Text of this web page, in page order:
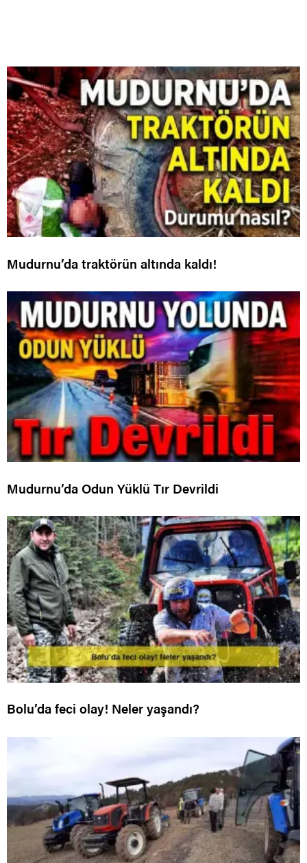
Mudurnu’da traktörün altında kaldı!
Mudurnu’da Odun Yüklü Tır Devrildi
Bolu’da feci olay! Neler yaşandı?